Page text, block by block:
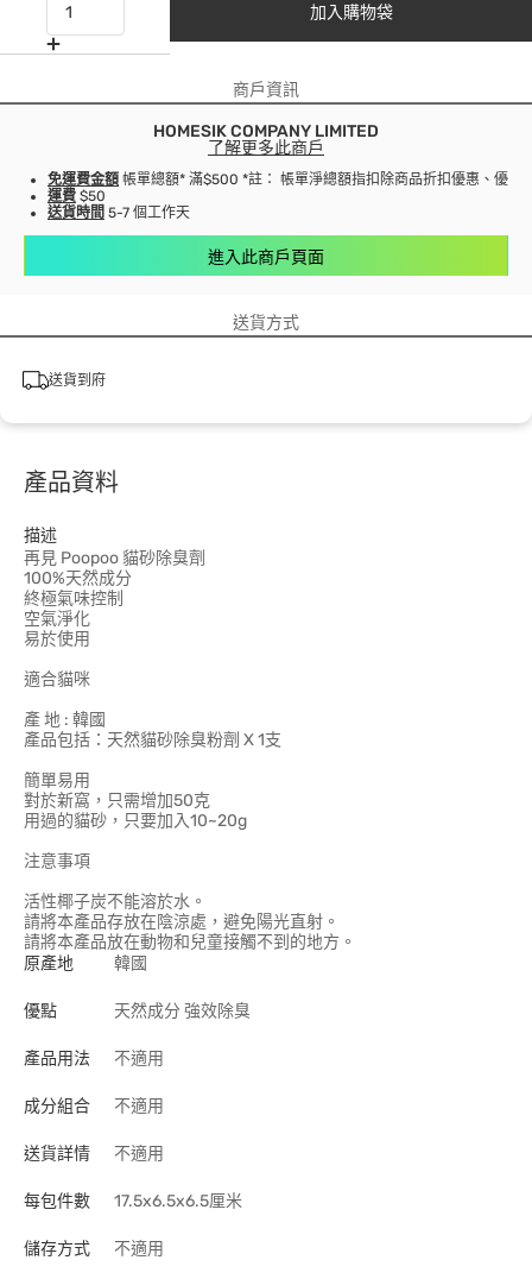
加入購物袋
商戶資訊
HOMESIK COMPANY LIMITED
了解更多此商戶
免運費金額 帳單總額* 滿$500 *註： 帳單淨總額指扣除商品折扣優惠、優惠
運費 $50
送貨時間 5-7 個工作天
進入此商戶頁面
送貨方式
送貨到府
產品資料
描述
再見 Poopoo 貓砂除臭劑
100%天然成分
終極氣味控制
空氣淨化
易於使用
適合貓咪
產 地 : 韓國
產品包括：天然貓砂除臭粉劑 X 1支
簡單易用
對於新窩，只需增加50克
用過的貓砂，只要加入10~20g
注意事項
活性椰子炭不能溶於水。
請將本產品存放在陰涼處，避免陽光直射。
請將本產品放在動物和兒童接觸不到的地方。
原產地
韓國
優點 天然成分 強效除臭
產品用法 不適用
成分組合 不適用
送貨詳情 不適用
每包件數 17.5x6.5x6.5厘米
儲存方式 不適用